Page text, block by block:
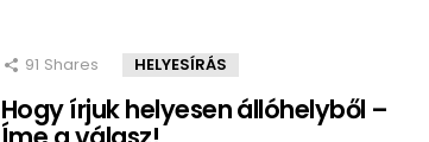
91 Shares HELYESÍRÁS
Hogy írjuk helyesen állóhelyből –